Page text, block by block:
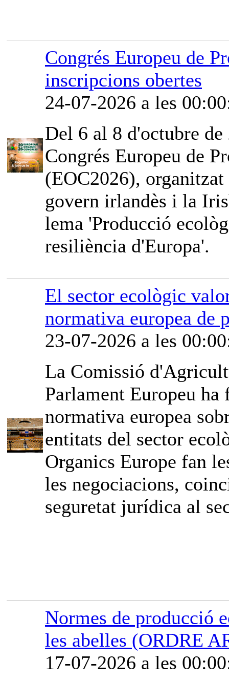
Congrés Europeu de
inscripcions obertes
24-07-2026 a les
Del 6 al 8 d'octubre
Congrés Europeu de
(EOC2026),
govern irlandès i la
lema 'Producció
resiliència d'Europa'.
El sector ecològic
normativa europea de
23-07-2026 a les
La Comissió
Parlament Europeu
normativa europea
entitats del sector
Organics Europe fan
les negociacions,
seguretat jurídica al
Normes de producció
les abelles (ORDRE
17-07-2026 a les